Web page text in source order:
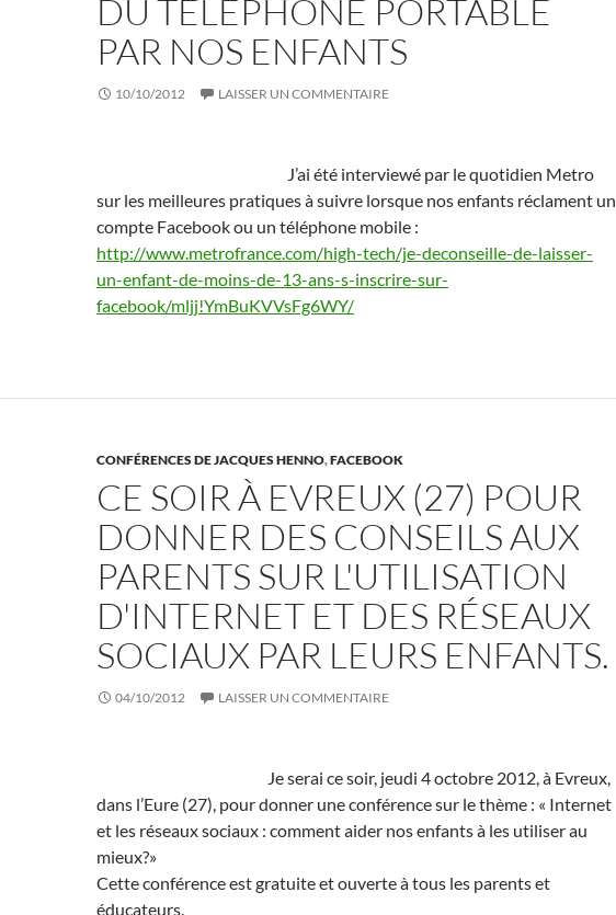
DU TÉLÉPHONE PORTABLE
PAR NOS ENFANTS
10/10/2012 LAISSER UN COMMENTAIRE
J’ai été interviewé par le quotidien Metro
sur les meilleures pratiques à suivre lorsque nos enfants réclament un
compte Facebook ou un téléphone mobile :
http://www.metrofrance.com/high-tech/je-deconseille-de-laisser-
un-enfant-de-moins-de-13-ans-s-inscrire-sur-
facebook/mljj!YmBuKVVsFg6WY/
CONFÉRENCES DE JACQUES HENNO,FACEBOOK
CE SOIR À EVREUX (27) POUR
DONNER DES CONSEILS AUX
PARENTS SUR L'UTILISATION
D'INTERNET ET DES RÉSEAUX
SOCIAUX PAR LEURS ENFANTS.
04/10/2012 LAISSER UN COMMENTAIRE
Je serai ce soir, jeudi 4 octobre 2012, à Evreux,
dans l’Eure (27), pour donner une conférence sur le thème : « Internet
et les réseaux sociaux : comment aider nos enfants à les utiliser au
mieux?»
Cette conférence est gratuite et ouverte à tous les parents et
éducateurs.